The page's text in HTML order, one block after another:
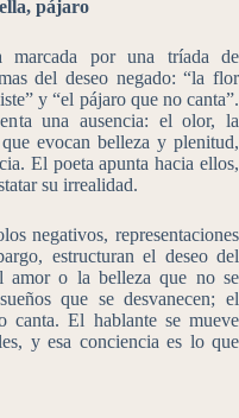
pájaro
marcada por una tríada de
del deseo negado: “la flor
y “el pájaro que no canta”.
una ausencia: el olor, la
evocan belleza y plenitud,
El poeta apunta hacia ellos,
su irrealidad.
negativos, representaciones
estructuran el deseo del
amor o la belleza que no se
que se desvanecen; el
canta. El hablante se mueve
y esa conciencia es lo que